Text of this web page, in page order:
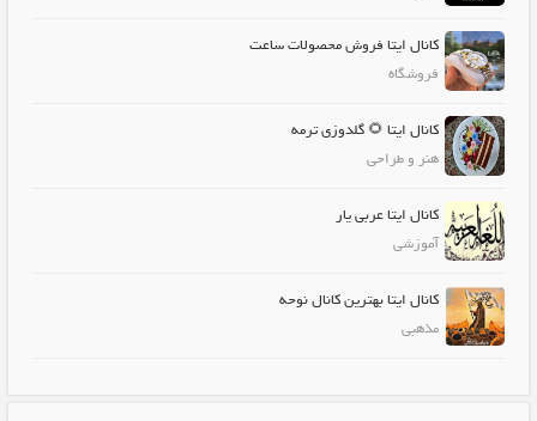
کانال ایتا فروش محصولات ساعت
فروشگاه
کانال ایتا 🌻 گلدوزی ترمه
هنر و طراحی
کانال ایتا عربی یار
آموزشی
کانال ایتا بهترین کانال نوحه
مذهبی